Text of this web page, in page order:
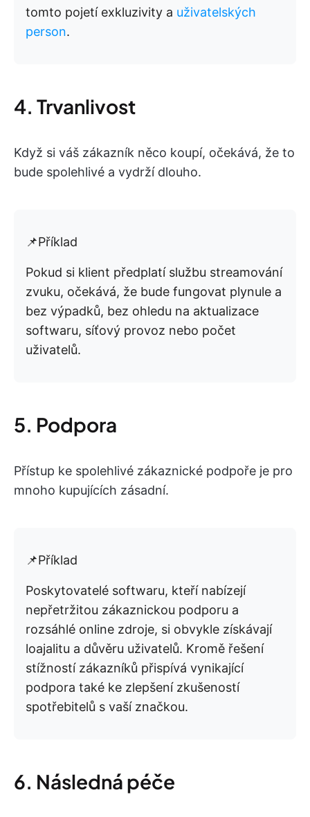
tomto pojetí exkluzivity a uživatelských
person.
4. Trvanlivost
Když si váš zákazník něco koupí, očekává, že to
bude spolehlivé a vydrží dlouho.
📌Příklad
Pokud si klient předplatí službu streamování
zvuku, očekává, že bude fungovat plynule a
bez výpadků, bez ohledu na aktualizace
softwaru, síťový provoz nebo počet
uživatelů.
5. Podpora
Přístup ke spolehlivé zákaznické podpoře je pro
mnoho kupujících zásadní.
📌Příklad
Poskytovatelé softwaru, kteří nabízejí
nepřetržitou zákaznickou podporu a
rozsáhlé online zdroje, si obvykle získávají
loajalitu a důvěru uživatelů. Kromě řešení
stížností zákazníků přispívá vynikající
podpora také ke zlepšení zkušeností
spotřebitelů s vaší značkou.
6. Následná péče